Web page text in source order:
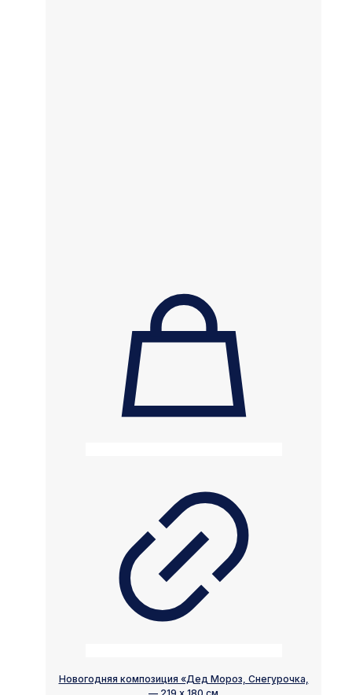
Новогодняя композиция «Дед Мороз, Снегурочка,